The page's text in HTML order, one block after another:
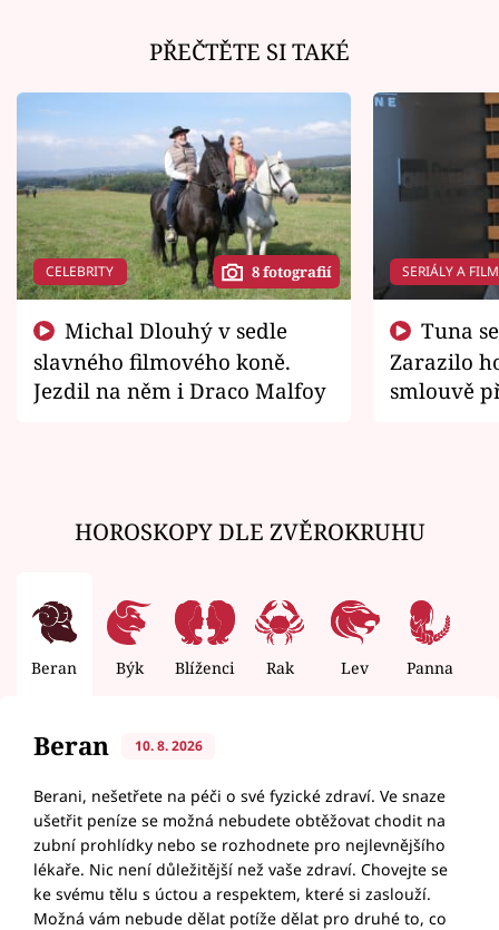
PŘEČTĚTE SI TAKÉ
CELEBRITY 8 fotografií
slavného filmového koně.
Jezdil na něm i Draco Malfoy
SERIÁLY A
Zarazilo
smlouvě
HOROSKOPY DLE ZVĚROKRUHU
Beran Býk Blíženci Rak Lev Panna
Beran 10. 8. 2026
Berani, nešetřete na péči o své fyzické zdraví. Ve snaze
ušetřit peníze se možná nebudete obtěžovat chodit na
zubní prohlídky nebo se rozhodnete pro nejlevnějšího
lékaře. Nic není důležitější než vaše zdraví. Chovejte se
ke svému tělu s úctou a respektem, které si zaslouží.
Možná vám nebude dělat potíže dělat pro druhé to, co